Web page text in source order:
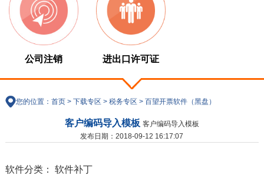
公司注销 进出口许可证
您的位置： 首页> 下载专区> 税务专区> 百望开票软件（黑盘）
客户编码导入模板 客户编码导入模板
发布日期：2018-09-12 16:17:07
软件分类： 软件补丁